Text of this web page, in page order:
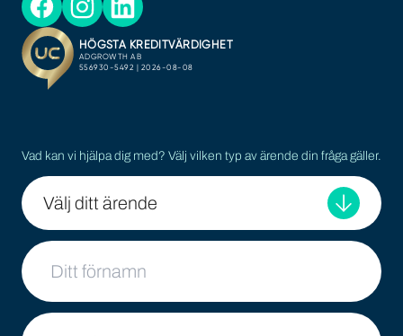
Vad kan vi hjälpa dig med? Välj vilken typ av ärende din fråga gäller.
Välj ditt ärende
Ditt namn
Ditt efternamn